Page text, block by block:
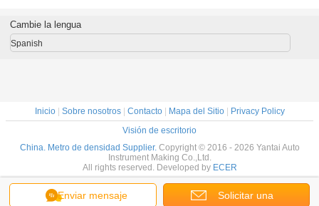
China
hecho en China
Enviar mensaje Solicitar una
Cambie la lengua
Spanish
Inicio| Sobre nosotros| Contacto| Mapa del Sitio|
Privacy Policy
Visión de escritorio
China. Metro de densidad Supplier. Copyright © 2016 - 2026 Yantai Auto
Instrument Making Co.,Ltd.
All rights reserved. Developed by ECER